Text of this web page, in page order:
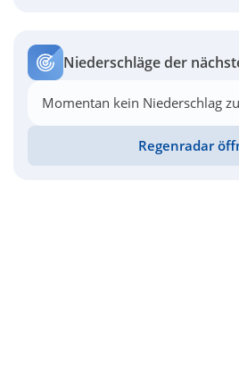
Niederschläge der
Momentan kein Niederschlag
Regenradar